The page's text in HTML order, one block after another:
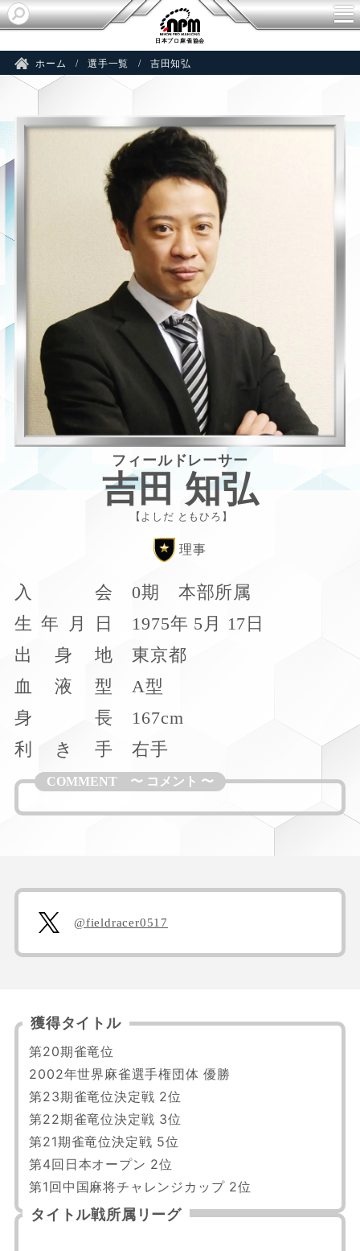
日本プロ麻雀協会
ホーム 選手一覧 吉田知弘
フィールドレーサー
吉田 知弘
よしだ ともひろ
理事
入 会
0期 本部所属
生 年 月 日
1975年 5月 17日
出
身 地
東京都
血
液 型
A型
身
長
167cm
利
き 手 右手
@fieldracer0517
獲得タイトル
第20期雀竜位
2002年世界麻雀選手権団体 優勝
第23期雀竜位決定戦 2位
第22期雀竜位決定戦 3位
第21期雀竜位決定戦 5位
第4回日本オープン 2位
第1回中国麻将チャレンジカップ 2位
タイトル戦所属リーグ